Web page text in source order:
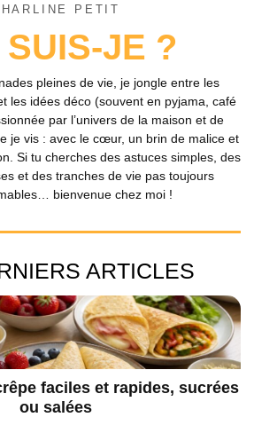
PETIT
SUIS-JE ?
pleines de vie, je jongle entre les
les idées déco (souvent en pyjama, café
par l’univers de la maison et de
je vis : avec le cœur, un brin de malice et
Si tu cherches des astuces simples, des
et des tranches de vie pas toujours
bienvenue chez moi !
ARTICLES
faciles et rapides, sucrées
ou salées